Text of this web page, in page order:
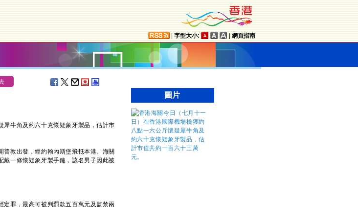
字型大小: 網頁指南
牛角及約六十克懷疑象牙製品，估計市
敦出發，經約翰內斯堡飛抵本港。海關
戴一條懷疑象牙製手鏈，該名男子因此被
罪，最高可被判罰款五百萬元及監禁兩
圖片